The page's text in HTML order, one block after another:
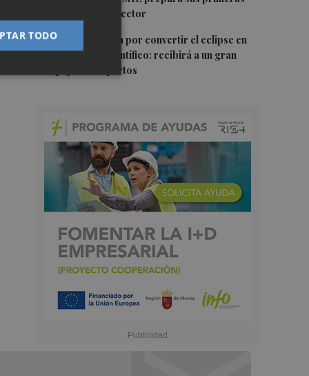
alianzas con el sector
5Castelló apuesta por convertir el eclipse en
un referente científico: recibirá a un gran
equipo de expertos
TODO